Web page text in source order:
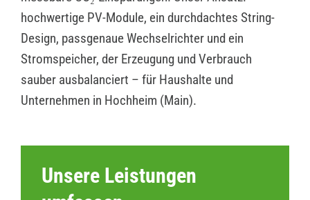
hochwertige PV-Module, ein durchdachtes String-
Design, passgenaue Wechselrichter und ein
Stromspeicher, der Erzeugung und Verbrauch
sauber ausbalanciert – für Haushalte und
Unternehmen in Hochheim (Main).
Unsere Leistungen